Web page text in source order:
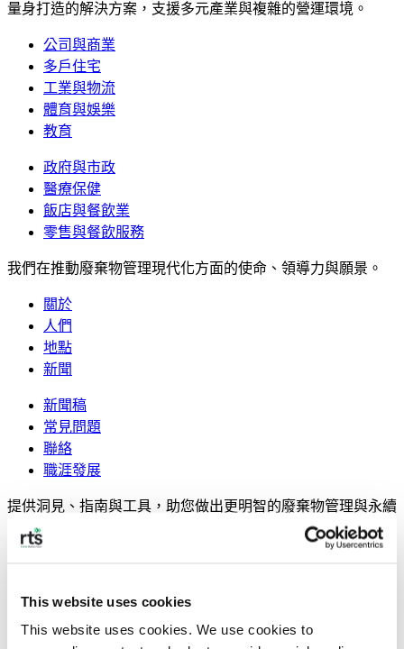
This website uses cookies
This website uses cookies. We use cookies to
量身打造的解決方案，支援多元產業與複雜的營運環境。
公司與商業
多戶住宅
工業與物流
體育與娛樂
教育
政府與市政
醫療保健
飯店與餐飲業
零售與餐飲服務
我們在推動廢棄物管理現代化方面的使命、領導力與願景。
關於
人們
地點
新聞
新聞稿
常見問題
聯絡
職涯發展
提供洞見、指南與工具，助您做出更明智的廢棄物管理與永續
發展決策。
即時戰略部落格
指南